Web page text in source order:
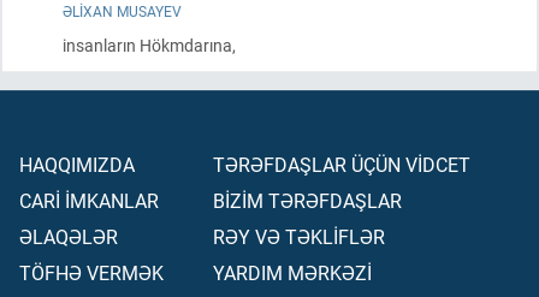
ƏLIXAN MUSAYEV
insanların Hökmdarına,
HAQQIMIZDA
CARİ İMKANLAR
ƏLAQƏLƏR
TÖFHƏ VERMƏK
TƏRƏFDAŞLAR ÜÇÜN VİDCET
BİZİM TƏRƏFDAŞLAR
RƏY VƏ TƏKLİFLƏR
YARDIM MƏRKƏZİ